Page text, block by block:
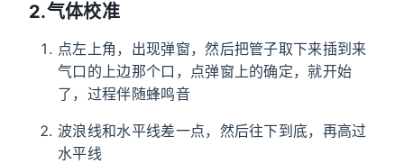
2.气体校准
点左上角，出现弹窗，然后把管子取下来插到来
气口的上边那个口，点弹窗上的确定，就开始
了，过程伴随蜂鸣音
波浪线和水平线差一点，然后往下到底，再高过
水平线